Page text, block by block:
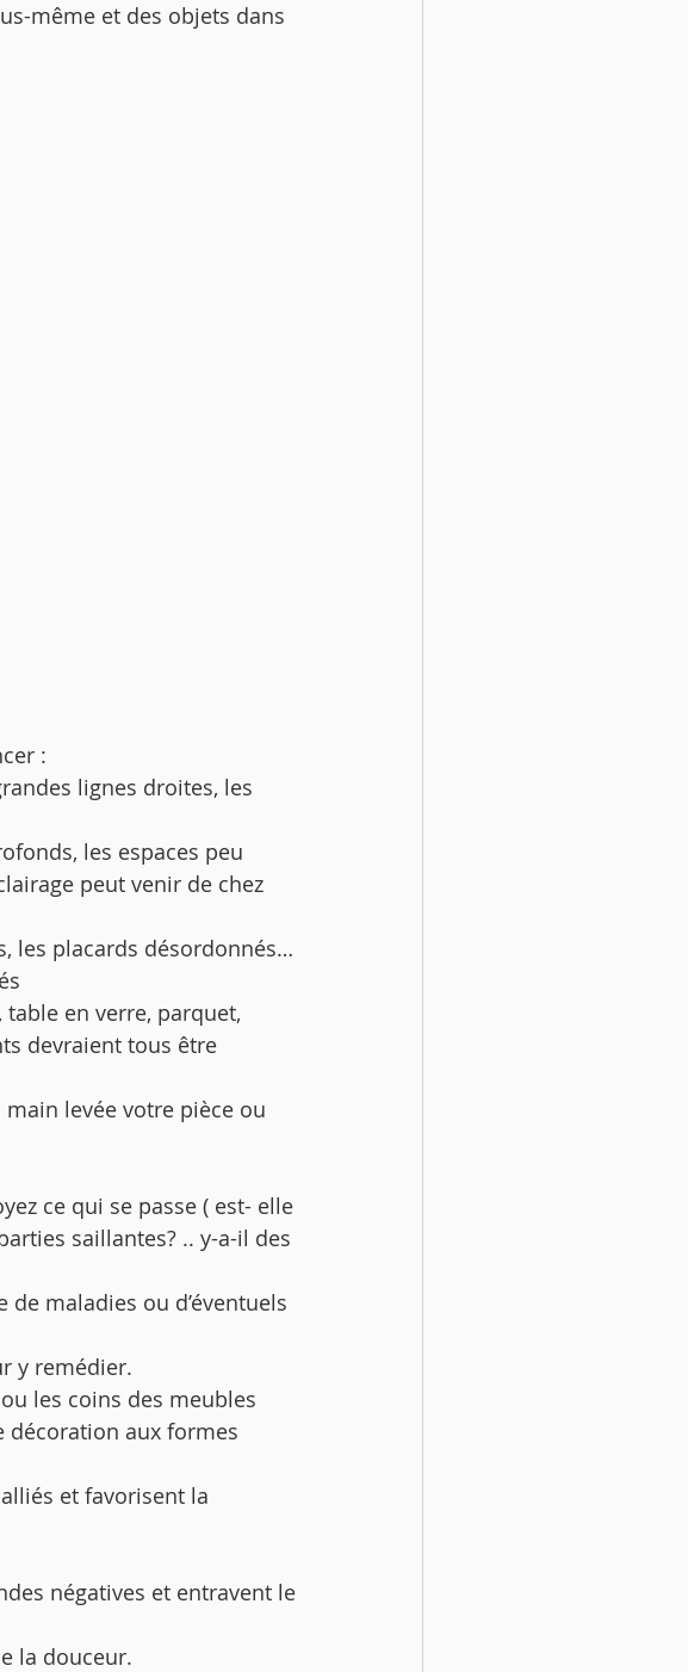
même et des objets dans
:
lignes droites, les
les espaces peu
peut venir de chez
les placards désordonnés…
table en verre, parquet,
devraient tous être
levée votre pièce ou
ce qui se passe ( est- elle
saillantes? .. y-a-il des
maladies ou d’éventuels
y remédier.
les coins des meubles
décoration aux formes
et favorisent la
négatives et entravent le
la douceur.